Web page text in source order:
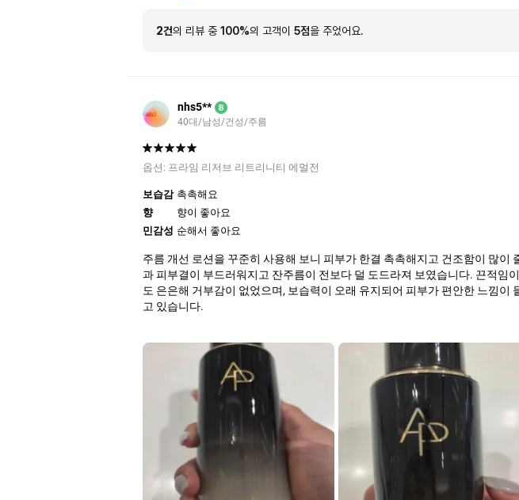
2건의 리뷰 중 100%의 고객이 5점을 주었어요.
nhs5** B
40대/남성/건성/주름
옵션: 프라임 리저브 리트리니티 에멀전
보습감 촉촉해요
향
향이 좋아요
민감성 순해서 좋아요
주름 개선 로션을 꾸준히 사용해 보니 피부가 한결 촉촉해지고 건조함이 많
과 피부결이 부드러워지고 잔주름이 전보다 덜 도드라져 보였습니다. 끈적임
도 은은해 거부감이 없었으며, 보습력이 오래 유지되어 피부가 편안한 느낌
고 있습니다.